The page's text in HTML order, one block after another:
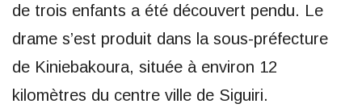
de trois enfants a été découvert pendu. Le
drame s’est produit dans la sous-préfecture
de Kiniebakoura, située à environ 12
kilomètres du centre ville de Siguiri.